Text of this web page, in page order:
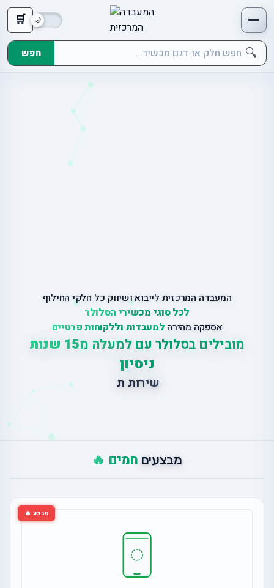
🛒
🔍 חפש
המעבדה המרכזית לייבוא ושיווק כל חלקי החילוף
לכל סוגי מכשירי הסלולר
אספקה מהירה למעבדות וללקוחות פרטיים
מובילים בסלולר עם למעלה מ
15 שנות
ניסיון
ות תיק וני
מבצעים חמים 🔥
מבצע 🔥